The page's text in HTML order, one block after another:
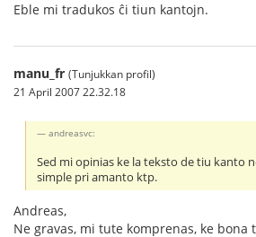
Eble mi tradukos ĉi tiun kantojn.
manu_fr (Tunjukkan profil)
21 April 2007 22.32.18
andreasvc:
Sed mi opinias ke la teksto de tiu kanto
simple pri amanto ktp.
Andreas,
Ne gravas, mi tute komprenas, ke bona